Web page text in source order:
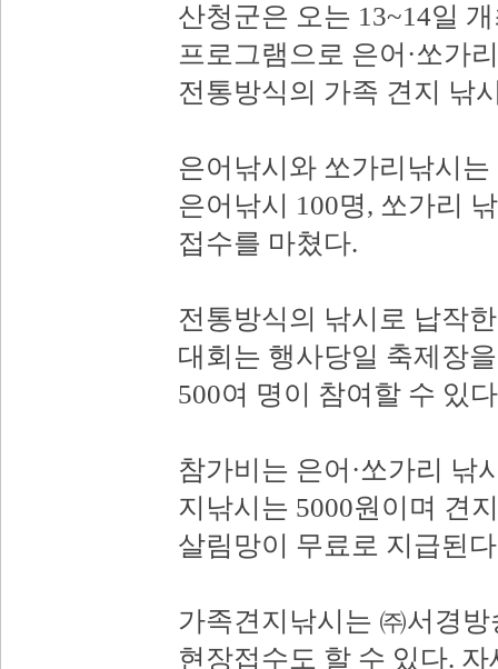
산청군은 오는 13~14일
프로그램으로 은어·쏘가
전통방식의 가족 견지 낚
은어낚시와 쏘가리낚시
은어낚시 100명, 쏘가리
접수를 마쳤다.
전통방식의 낚시로 납작
대회는 행사당일 축제장
500여 명이 참여할 수 있
참가비는 은어·쏘가리 낚
지낚시는 5000원이며 견
살림망이 무료로 지급된
가족견지낚시는 ㈜서경
현장접수도 할 수 있다.